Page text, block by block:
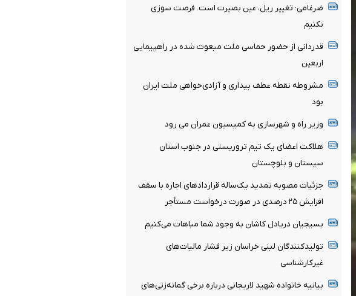
ضرغامی: تغییر ریل، عین بصیرت است. فرصت سوزی
نکنیم
قدردانی از حضور حماسی ملت مبعوث شده در راهپیمایی
اربعین
مشروطه نقطه عطف بیداری و آزادی‌خواهی ملت ایران
بود
وزیر راه و شهرسازی به کمیسیون عمران می رود
هلاکت اعضای یک تیم تروریستی در جنوب استان
سیستان و بلوچستان
جزئیات مصوبه تمدید یک‌ساله قرارداد‌های اجاره با سقف
افزایش ۲۵ درصدی در صورت درخواست مستأجر
بسیجیان‌ دریادل‌ کاشان به‌ وجود شما مباهات می‌کنیم
تولیدکنندگان لبنی خراسان زیر فشار مالیات‌های
غیرکارشناسی
بیانیه خانواده شهید لاریجانی درباره برخی گمانه‌زنی‌های